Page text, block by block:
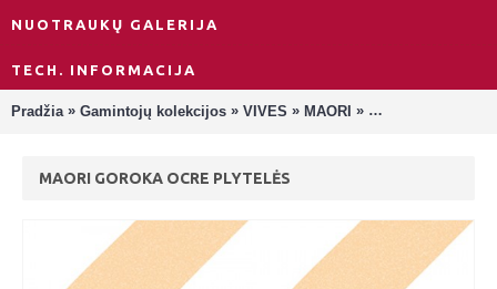
NUOTRAUKŲ GALERIJA
TECH. INFORMACIJA
Pradžia » Gamintojų kolekcijos » VIVES » MAORI » Maori Goroka
MAORI GOROKA OCRE PLYTELĖS